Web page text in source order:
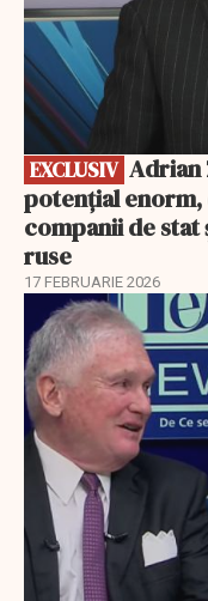
EXCLUSIV
potențial
companii de
ruse
17 FEBRUARIE 2026
EXCLUSIV